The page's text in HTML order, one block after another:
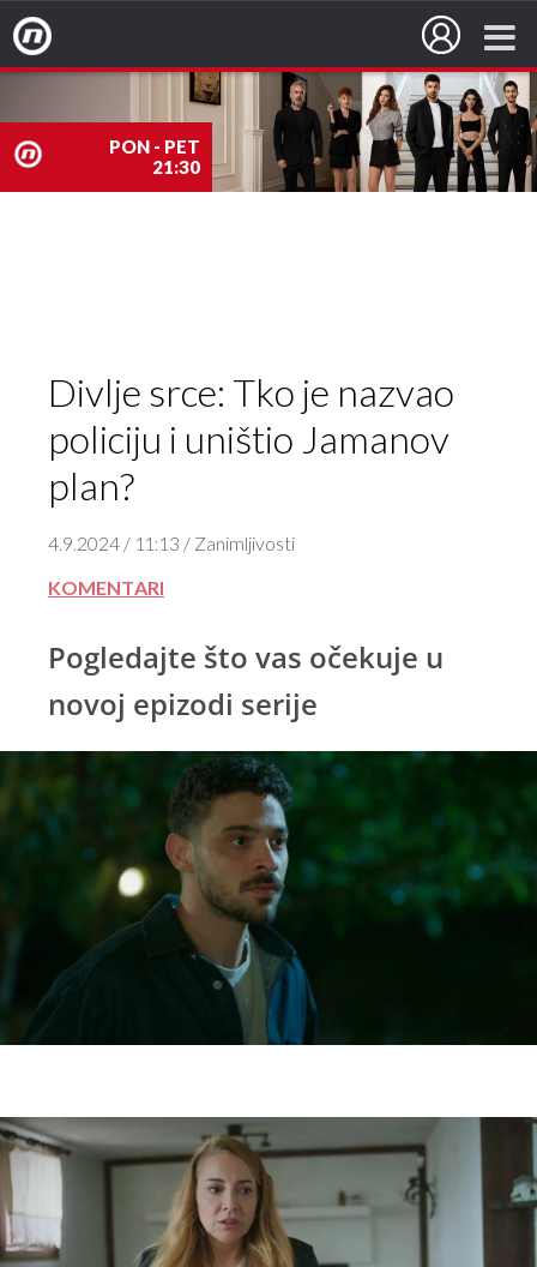
PON - PET
21:30
Nova TV
Divlje srce: Tko je nazvao
policiju i uništio Jamanov
plan?
4.9.2024 / 11:13 / Zanimljivosti
KOMENTARI
Pogledajte što vas očekuje u
novoj epizodi serije